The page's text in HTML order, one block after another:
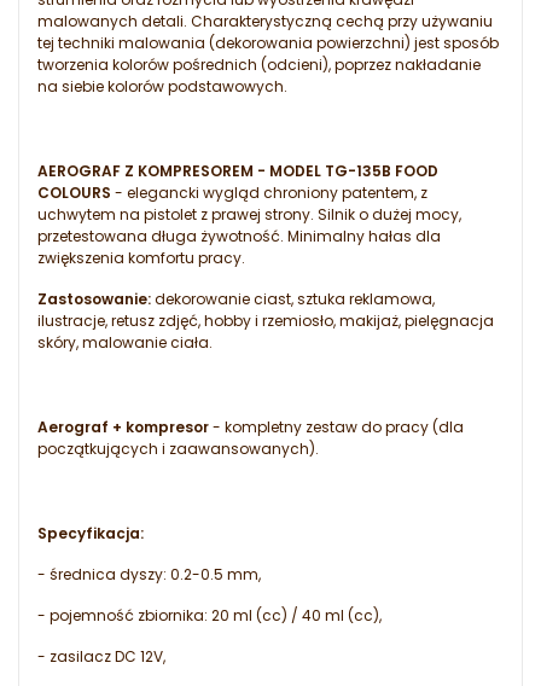
malowanych detali. Charakterystyczną cechą przy używaniu
tej techniki malowania (dekorowania powierzchni) jest sposób
tworzenia kolorów pośrednich (odcieni), poprzez nakładanie
na siebie kolorów podstawowych.
AEROGRAF Z KOMPRESOREM - MODEL TG-135B FOOD
COLOURS - elegancki wygląd chroniony patentem, z
uchwytem na pistolet z prawej strony. Silnik o dużej mocy,
przetestowana długa żywotność. Minimalny hałas dla
zwiększenia komfortu pracy.
Zastosowanie:dekorowanie ciast, sztuka reklamowa,
ilustracje, retusz zdjęć, hobby i rzemiosło, makijaż, pielęgnacja
skóry, malowanie ciała.
Aerograf + kompresor- kompletny zestaw do pracy (dla
początkujących i zaawansowanych).
Specyfikacja:
- średnica dyszy: 0.2-0.5 mm,
- pojemność zbiornika: 20 ml (cc) / 40 ml (cc),
- zasilacz DC 12V,